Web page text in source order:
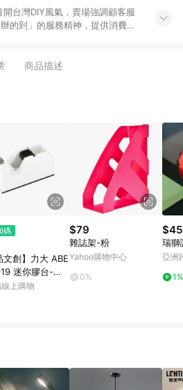
開台灣DIY風氣，賣場強調顧客服
的到」的服務精神，提供消費者
所需；另外，在各家分店內規劃
感，期望每一位來店顧客，能輕
到「特力屋」購物都能得到新的啟
，同時持續提供消費者居家修繕
環境為首要目標，成為消費者打
商品描述
碼
文創】力大 ABE
迷你膠台-附
上購物
$79
雜誌架-粉
Yahoo購物中心
0%
瑞獅
亞洲
1%